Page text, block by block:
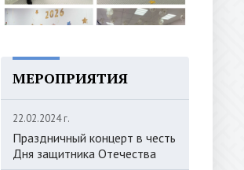
МЕРОПРИЯТИЯ
22.02.2024 г.
Праздничный концерт в честь
Дня защитника Отечества